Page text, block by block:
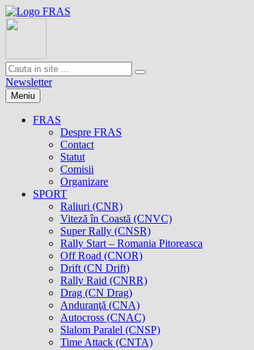
Newsletter
Meniu
FRAS
Despre FRAS
Contact
Statut
Comisii
Organizare
SPORT
Raliuri (CNR)
Viteză în Coastă (CNVC)
Super Rally (CNSR)
Rally Start – Romania Pitoreasca
Off Road (CNOR)
Drift (CN Drift)
Rally Raid (CNRR)
Drag (CN Drag)
Anduranţă (CNA)
Autocross (CNAC)
Slalom Paralel (CNSP)
Time Attack (CNTA)